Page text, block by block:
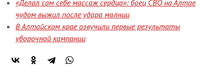
«Делал сам себе массаж сердца»: боец СВО на Алтае
чудом выжил после удара молнии
В Алтайском крае озвучили первые результаты
уборочной кампании